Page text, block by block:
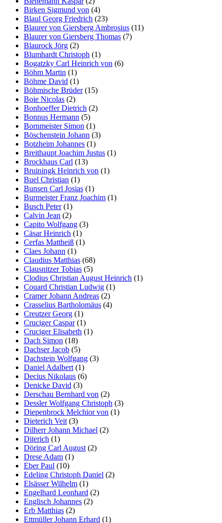
Birken Sigmund von (4)
Blaul Georg Friedrich (23)
Blaurer von Giersberg Ambrosius (11)
Blaurer von Giersberg Thomas (7)
Blaurock Jörg (2)
Blumhardt Christoph (1)
Bogatzky Carl Heinrich von (6)
Böhm Martin (1)
Böhme David (1)
Böhmische Brüder(15)
Boie Nicolas (2)
Bonhoeffer Dietrich (2)
Bonnus Hermann (5)
Bornmeister Simon (1)
Böschenstein Johann (3)
Botzheim Johannes (1)
Breithaupt Joachim Justus (1)
Brockhaus Carl (13)
Bruiningk Heinrich von (1)
Buel Christian (1)
Bunsen Carl Josias (1)
Burmeister Franz Joachim (1)
Busch Peter(1)
Calvin Jean (2)
Capito Wolfgang (3)
Cäsar Heinrich (1)
Cerfas Mattheiß (1)
Claes Johann (1)
Claudius Matthias (68)
Clausnitzer Tobias (5)
Clodius Christian August Heinrich (1)
Couard Christian Ludwig (1)
Cramer Johann Andreas (2)
Crasselius Bartholomäus (4)
Creutzer Georg (1)
Cruciger Caspar(1)
Cruciger Elisabeth (1)
Dach Simon (18)
Dachser Jacob (5)
Dachstein Wolfgang (3)
Daniel Adalbert(1)
Decius Nikolaus (6)
Denicke David (3)
Derschau Bernhard von (2)
Dessler Wolfgang Christoph (3)
Diepenbrock Melchior von (1)
Dieterich Veit(3)
Dilherr Johann Michael (2)
Diterich (1)
Döring Carl August(2)
Drese Adam (1)
Eber Paul (10)
Edeling Christoph Daniel (2)
Elsässer Wilhelm (1)
Engelhard Leonhard (2)
Englisch Johannes (2)
Erb Matthias (2)
Ettmüller Johann Erhard (1)